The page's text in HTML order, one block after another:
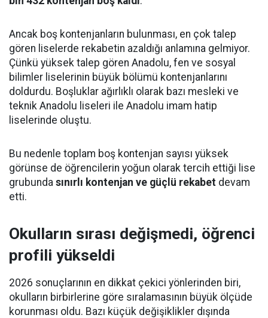
Ancak boş kontenjanların bulunması, en çok talep
gören liselerde rekabetin azaldığı anlamına gelmiyor.
Çünkü yüksek talep gören Anadolu, fen ve sosyal
bilimler liselerinin büyük bölümü kontenjanlarını
doldurdu. Boşluklar ağırlıklı olarak bazı mesleki ve
teknik Anadolu liseleri ile Anadolu imam hatip
liselerinde oluştu.
Bu nedenle toplam boş kontenjan sayısı yüksek
görünse de öğrencilerin yoğun olarak tercih ettiği lise
grubunda sınırlı kontenjan ve güçlü rekabet devam
etti.
Okulların sırası değişmedi, öğrenci
profili yükseldi
2026 sonuçlarının en dikkat çekici yönlerinden biri,
okulların birbirlerine göre sıralamasının büyük ölçüde
korunması oldu. Bazı küçük değişiklikler dışında